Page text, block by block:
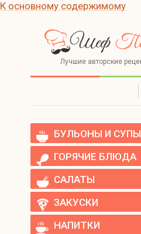
К основному содержимому
Лучшие авторские
БУЛЬОНЫ И СУПЫ
ГОРЯЧИЕ БЛЮДА
САЛАТЫ
ЗАКУСКИ
НАПИТКИ